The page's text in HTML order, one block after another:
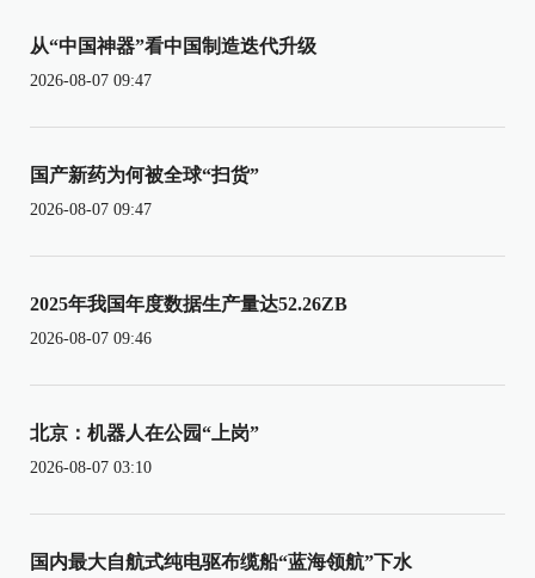
从“中国神器”看中国制造迭代升级
2026-08-07 09:47
国产新药为何被全球“扫货”
2026-08-07 09:47
2025年我国年度数据生产量达52.26ZB
2026-08-07 09:46
北京：机器人在公园“上岗”
2026-08-07 03:10
国内最大自航式纯电驱布缆船“蓝海领航”下水